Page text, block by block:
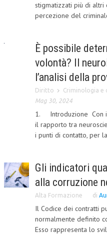
ARCHIVIO CORSI 2015
BROCHURE CE.S.E.D.
LA RIVISTA
LA RIVISTA
COMITATO SCIENTIFICO
COMITATO EDITORIALE
PEER REVIEW
CODICE ETICO
AUTORI
stigmatizzati più di altri
percezione del
È possibile
volontà? Il
l’analisi della
Diritto Criminologia e
Mag 30, 2024
1. Introduzione Con
il rapporto tra
i punti di contatto, per
Gli indicatori
alla corruzione
Alta Formazione di
Il Codice dei contratti
normalmente definito
Esso rappresenta lo